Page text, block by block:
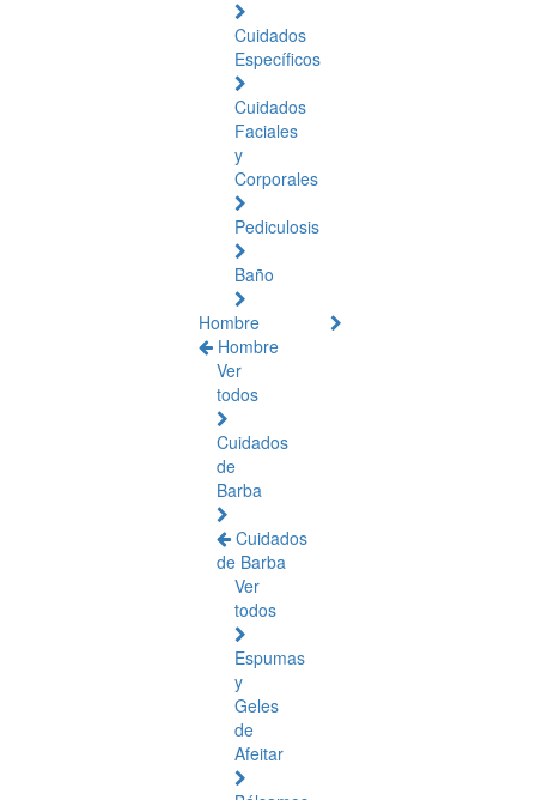
Cuidados
Específicos
Cuidados
Faciales
y
Corporales
Pediculosis
Baño
Hombre
Hombre
Ver
todos
Cuidados
de
Barba
Cuidados
de Barba
Ver
todos
Espumas
y
Geles
de
Afeitar